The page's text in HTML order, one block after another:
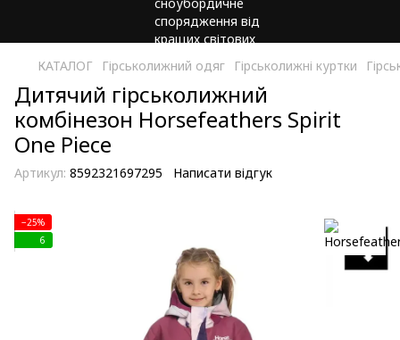
КАТАЛОГ Гірськолижний одяг Гірськолижні куртки
Дитячий гірськолижний
комбінезон Horsefeathers Spirit
One Piece
Артикул: 8592321697295 Написати відгук
−25%
6